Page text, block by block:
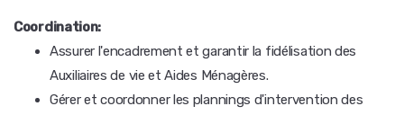
Coordination:
Assurer l'encadrement et garantir la fidélisation des
Auxiliaires de vie et Aides Ménagères.
Gérer et coordonner les plannings d'intervention des